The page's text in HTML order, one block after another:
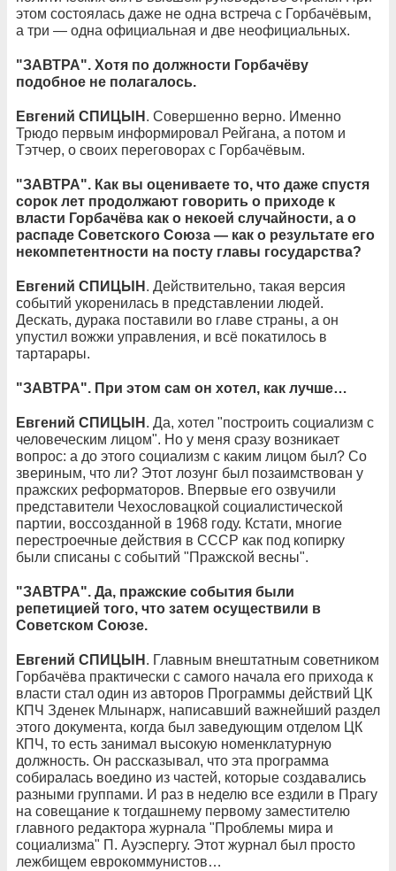
этом состоялась даже не одна встреча с Горбачёвым,
а три — одна официальная и две неофициальных.
"ЗАВТРА". Хотя по должности Горбачёву
подобное не полагалось.
Евгений СПИЦЫН . Совершенно верно. Именно
Трюдо первым информировал Рейгана, а потом и
Тэтчер, о своих переговорах с Горбачёвым.
"ЗАВТРА". Как вы оцениваете то, что даже спустя
сорок лет продолжают говорить о приходе к
власти Горбачёва как о некоей случайности, а о
распаде Советского Союза — как о результате его
некомпетентности на посту главы государства?
Евгений СПИЦЫН . Действительно, такая версия
событий укоренилась в представлении людей.
Дескать, дурака поставили во главе страны, а он
упустил вожжи управления, и всё покатилось в
тартарары.
"ЗАВТРА". При этом сам он хотел, как лучше…
Евгений СПИЦЫН . Да, хотел "построить социализм с
человеческим лицом". Но у меня сразу возникает
вопрос: а до этого социализм с каким лицом был? Со
звериным, что ли? Этот лозунг был позаимствован у
пражских реформаторов. Впервые его озвучили
представители Чехословацкой социалистической
партии, воссозданной в 1968 году. Кстати, многие
перестроечные действия в СССР как под копирку
были списаны с событий "Пражской весны".
"ЗАВТРА". Да, пражские события были
репетицией того, что затем осуществили в
Советском Союзе.
Евгений СПИЦЫН . Главным внештатным советником
Горбачёва практически с самого начала его прихода к
власти стал один из авторов Программы действий ЦК
КПЧ Зденек Млынарж, написавший важнейший раздел
этого документа, когда был заведующим отделом ЦК
КПЧ, то есть занимал высокую номенклатурную
должность. Он рассказывал, что эта программа
собиралась воедино из частей, которые создавались
разными группами. И раз в неделю все ездили в Прагу
на совещание к тогдашнему первому заместителю
главного редактора журнала "Проблемы мира и
социализма" П. Ауэспергу. Этот журнал был просто
лежбищем еврокоммунистов…